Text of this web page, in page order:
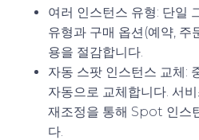
여러 인스턴스 유형: 단일
유형과 구매 옵션(예약, 주
용을 절감합니다.
자동 스팟 인스턴스 교체:
자동으로 교체합니다. 서
재조정을 통해 Spot 인스
다.